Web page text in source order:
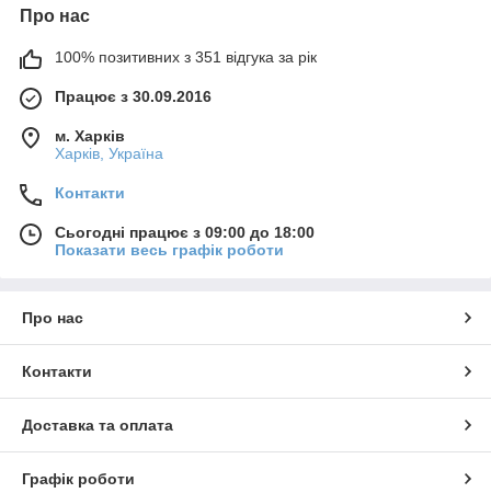
Про нас
100% позитивних з 351 відгука за рік
Працює з 30.09.2016
м. Харків
Харків, Україна
Контакти
Сьогодні працює з 09:00 до 18:00
Показати весь графік роботи
Про нас
Контакти
Доставка та оплата
Графік роботи